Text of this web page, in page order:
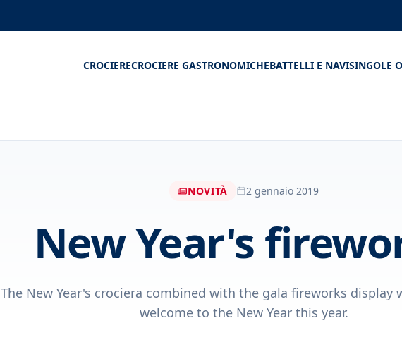
CROCIERECROCIERE GASTRONOMICHEBATTELLI E NAVISINGOLE
NOVITÀ 2 gennaio 2019
New Year's
The New Year's crociera combined with the gala fireworks display
welcome to the New Year this year.